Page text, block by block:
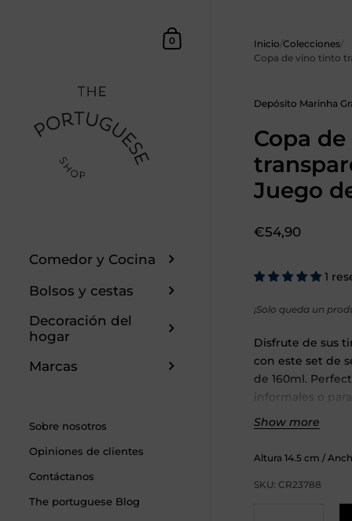
Cesta
0
Comedor y Cocina
Bolsos y cestas
Decoración del
hogar
Marcas
Sobre nosotros
Opiniones de clientes
Contáctanos
The portuguese Blog
Inicio/Colecciones/
Copa de vino tinto
Depósito Marinha
Copa
Juego
Precio:
€54,90
1
¡Solo queda un
Disfrute de sus
con este set de
de 160ml.
informales o
copas
su vino a la vez
sofisticación a
para sus
Show more
Altura 14.5 cm /
SKU: CR23788